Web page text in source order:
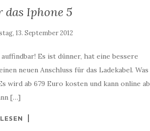
das Iphone 5
13. September 2012
Es ist dünner, hat eine bessere
neuen Anschluss für das Ladekabel. Was
wird ab 679 Euro kosten und kann online ab
[…]